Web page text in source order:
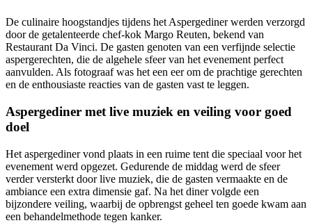
De culinaire hoogstandjes tijdens het Aspergediner werden verzorgd
door de getalenteerde chef-kok Margo Reuten, bekend van
Restaurant Da Vinci. De gasten genoten van een verfijnde selectie
aspergerechten, die de algehele sfeer van het evenement perfect
aanvulden. Als fotograaf was het een eer om de prachtige gerechten
en de enthousiaste reacties van de gasten vast te leggen.
Aspergediner met live muziek en veiling voor goed
doel
Het aspergediner vond plaats in een ruime tent die speciaal voor het
evenement werd opgezet. Gedurende de middag werd de sfeer
verder versterkt door live muziek, die de gasten vermaakte en de
ambiance een extra dimensie gaf. Na het diner volgde een
bijzondere veiling, waarbij de opbrengst geheel ten goede kwam aan
een behandelmethode tegen kanker.